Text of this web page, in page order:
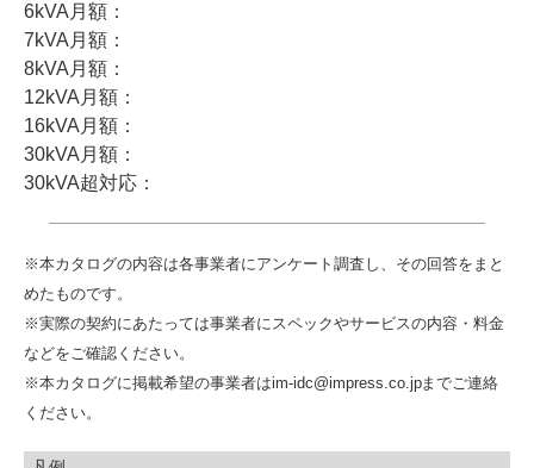
6kVA月額：
7kVA月額：
8kVA月額：
12kVA月額：
16kVA月額：
30kVA月額：
30kVA超対応：
※本カタログの内容は各事業者にアンケート調査し、その回答をまと
めたものです。
※実際の契約にあたっては事業者にスペックやサービスの内容・料金
などをご確認ください。
※本カタログに掲載希望の事業者はim-idc@impress.co.jpまでご連絡
ください。